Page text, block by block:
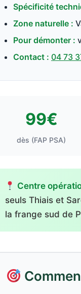
Spécificité
Zone naturelle :
Pour démonter :
Contact : 04 73
99€
dès (FAP PSA)
Centre
seuls Thiais et
la frange sud de